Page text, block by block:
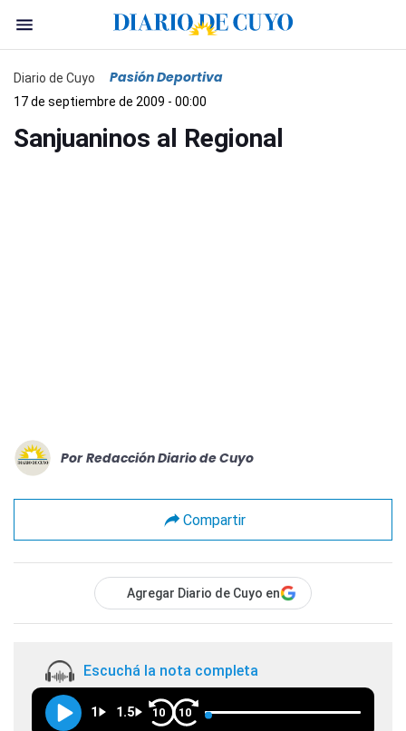
Diario de Cuyo Pasión Deportiva
17 de septiembre de 2009 - 00:00
Sanjuaninos al Regional
Por Redacción Diario de Cuyo
Compartir
Agregar Diario de Cuyo en
Escuchá la nota completa
1 1.5 10 10